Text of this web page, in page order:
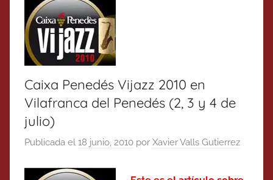
Caixa Penedés Vijazz 2010 en
Vilafranca del Penedés (2, 3 y 4 de
julio)
Publicada el 18 junio, 2010 por Xavier Valls Gutierrez